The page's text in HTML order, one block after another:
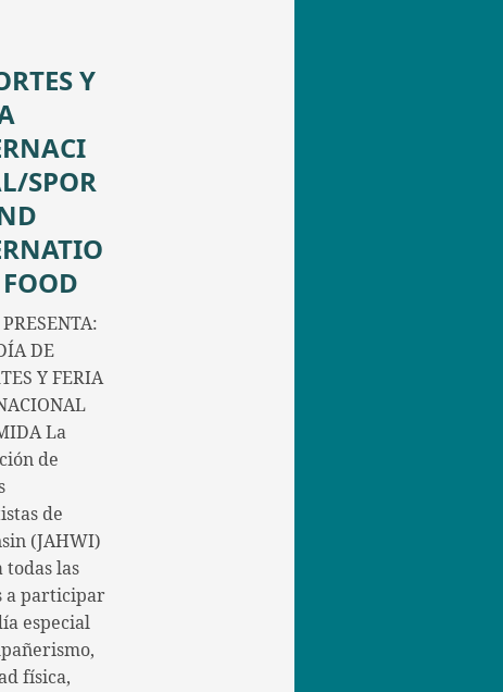
Y
SPOR
DE
Y FERIA
La
de
de
(JAHWI)
las
a participar
especial
física,